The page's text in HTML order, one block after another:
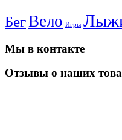
БегВело Игры
Мы в контакте
Отзывы о наших